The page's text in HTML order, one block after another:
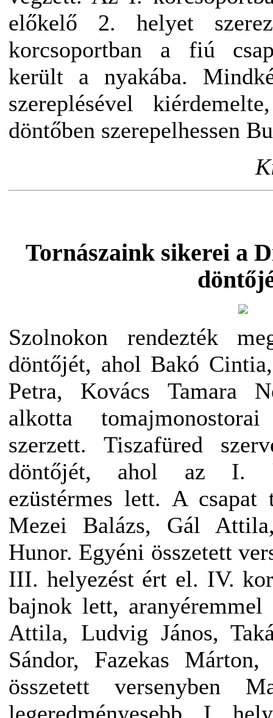
előkelő 2. helyet
korcsoportban a fiú
került a nyakába.
szereplésével
döntőben szerepelhessen
Tornászaink sikerei a
Szolnokon rendezték
döntőjét, ahol Bakó
Petra, Kovács Tamara
alkotta
szerzett. Tiszafüred
döntőjét, ahol az I.
ezüstérmes lett. A
Mezei Balázs, Gál
Hunor. Egyéni összetett
III. helyezést ért el. IV.
bajnok lett,
Attila, Ludvig János,
Sándor, Fazekas
összetett versenyben